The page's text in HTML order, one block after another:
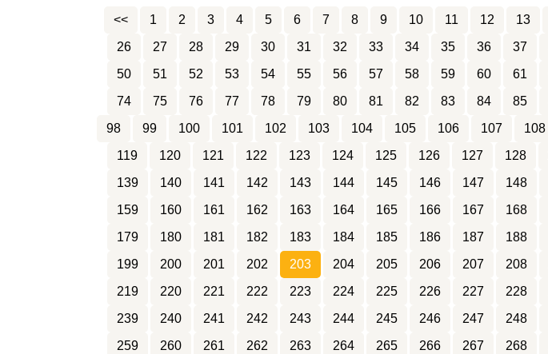
<< 1 2 3 4 5 6 7 8 9 10 11 12 13
26
27 28 29 30 31 32 33 34 35 36 37
50
51 52 53 54 55 56 57 58 59 60 61
74
75 76 77 78 79 80 81 82 83 84 85
98
99 100 101 102 103 104 105 106 107 108
119
120 121 122 123 124 125 126 127 128
139
140 141 142 143 144 145 146 147 148
159
160 161 162 163 164 165 166 167 168
179
180 181 182 183 184 185 186 187 188
199
200 201 202 203 204 205 206 207 208
219
220 221 222 223 224 225 226 227 228
239
240 241 242 243 244 245 246 247 248
259
260 261 262 263 264 265 266 267 268